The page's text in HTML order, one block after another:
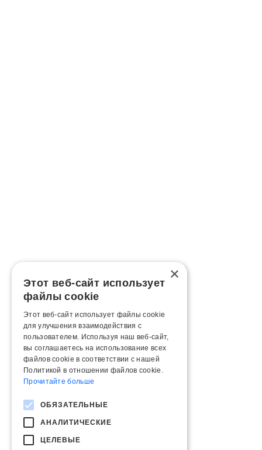
×
Этот веб-сайт использует
файлы cookie
Этот веб-сайт использует файлы cookie
для улучшения взаимодействия с
пользователем. Используя наш веб-сайт,
вы соглашаетесь на использование всех
файлов cookie в соответствии с нашей
Политикой в ​​отношении файлов cookie.
Прочитайте больше
ОБЯЗАТЕЛЬНЫЕ
АНАЛИТИЧЕСКИЕ
ЦЕЛЕВЫЕ